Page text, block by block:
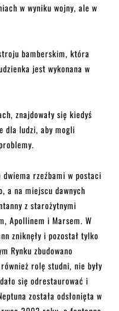
w wyniku wojny, ale w
bamberskim, która
jest wykonana w
znajdowały się kiedyś
dla ludzi, aby mogli
dwiema rzeźbami w postaci
a na miejscu dawnych
z starożytnymi
Apollinem i Marsem. W
zniknęły i pozostał tylko
Rynku zbudowano
rolę studni, nie były
się odrestaurować i
została odsłonięta w